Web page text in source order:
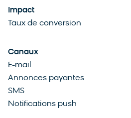
Impact
Taux de conversion
Canaux
E-mail
Annonces payantes
SMS
Notifications push